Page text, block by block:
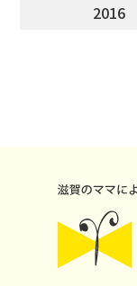
2016